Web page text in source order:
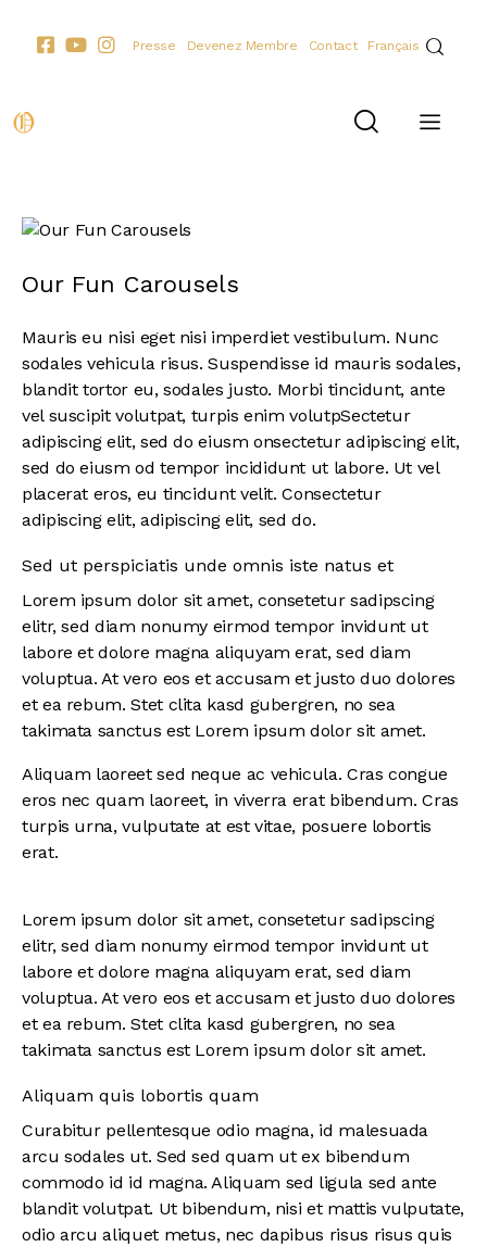
Presse Devenez Membre Contact Français
Our Fun Carousels
Mauris eu nisi eget nisi imperdiet vestibulum. Nunc
sodales vehicula risus. Suspendisse id mauris sodales,
blandit tortor eu, sodales justo. Morbi tincidunt, ante
vel suscipit volutpat, turpis enim volutpSectetur
adipiscing elit, sed do eiusm onsectetur adipiscing elit,
sed do eiusm od tempor incididunt ut labore. Ut vel
placerat eros, eu tincidunt velit. Consectetur
adipiscing elit, adipiscing elit, sed do.
Sed ut perspiciatis unde omnis iste natus et
Lorem ipsum dolor sit amet, consetetur sadipscing
elitr, sed diam nonumy eirmod tempor invidunt ut
labore et dolore magna aliquyam erat, sed diam
voluptua. At vero eos et accusam et justo duo dolores
et ea rebum. Stet clita kasd gubergren, no sea
takimata sanctus est Lorem ipsum dolor sit amet.
Aliquam laoreet sed neque ac vehicula. Cras congue
eros nec quam laoreet, in viverra erat bibendum. Cras
turpis urna, vulputate at est vitae, posuere lobortis
erat.
Lorem ipsum dolor sit amet, consetetur sadipscing
elitr, sed diam nonumy eirmod tempor invidunt ut
labore et dolore magna aliquyam erat, sed diam
voluptua. At vero eos et accusam et justo duo dolores
et ea rebum. Stet clita kasd gubergren, no sea
takimata sanctus est Lorem ipsum dolor sit amet.
Aliquam quis lobortis quam
Curabitur pellentesque odio magna, id malesuada
arcu sodales ut. Sed sed quam ut ex bibendum
commodo id id magna. Aliquam sed ligula sed ante
blandit volutpat. Ut bibendum, nisi et mattis vulputate,
odio arcu aliquet metus, nec dapibus risus risus quis